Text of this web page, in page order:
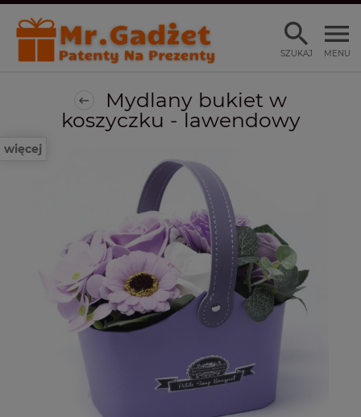
MENU
SZUKAJ
więcej
Mydlany bukiet w
koszyczku - lawendowy